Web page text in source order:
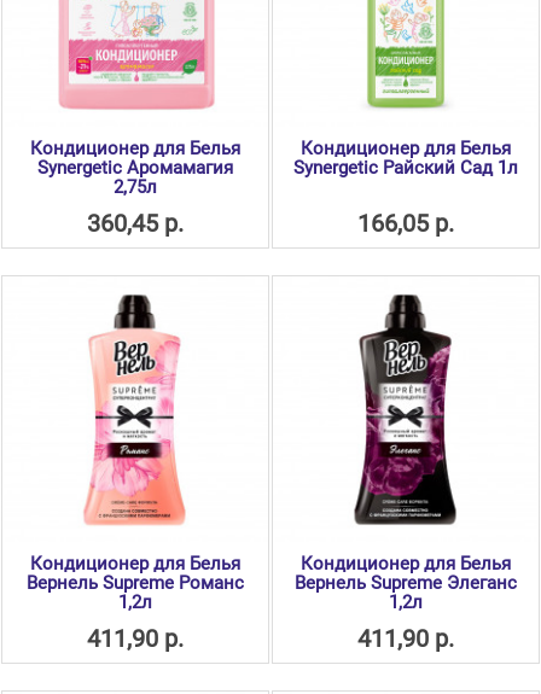
Кондиционер для Белья
Synergetic Аромамагия
2,75л
360,45 р.
Кондиционер для Белья
Synergetic Райский Сад 1л
166,05 р.
Кондиционер для Белья
Вернель Supreme Романс
1,2л
411,90 р.
Кондиционер для Белья
Вернель Supreme Элеганс
1,2л
411,90 р.